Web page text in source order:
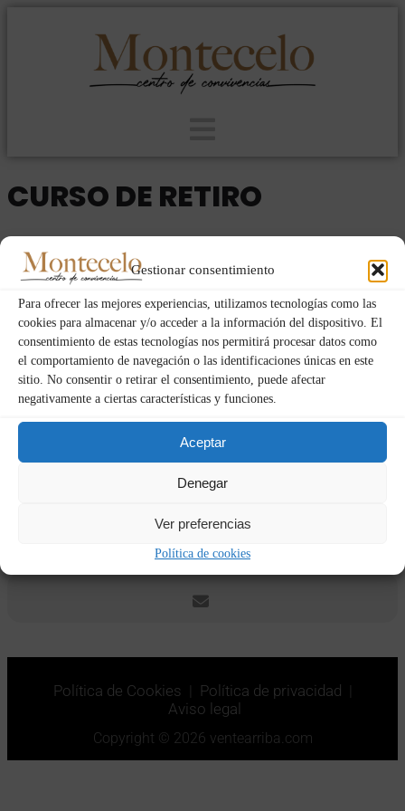
Gestionar consentimiento
Para ofrecer las mejores experiencias, utilizamos tecnologías como las
cookies para almacenar y/o acceder a la información del dispositivo. El
consentimiento de estas tecnologías nos permitirá procesar datos como
el comportamiento de navegación o las identificaciones únicas en este
sitio. No consentir o retirar el consentimiento, puede afectar
negativamente a ciertas características y funciones.
Aceptar
Denegar
Ver preferencias
Política de cookies
CURSO DE RETIRO
2024
JUE
15 18
Event Details
Fechas y horas
15/02/202420:00-18/02/202418:30 (GMT+01:00)
GOOGLECAL
Política de Cookies Política de privacidad
Aviso legal
Copyright © 2026 ventearriba.com